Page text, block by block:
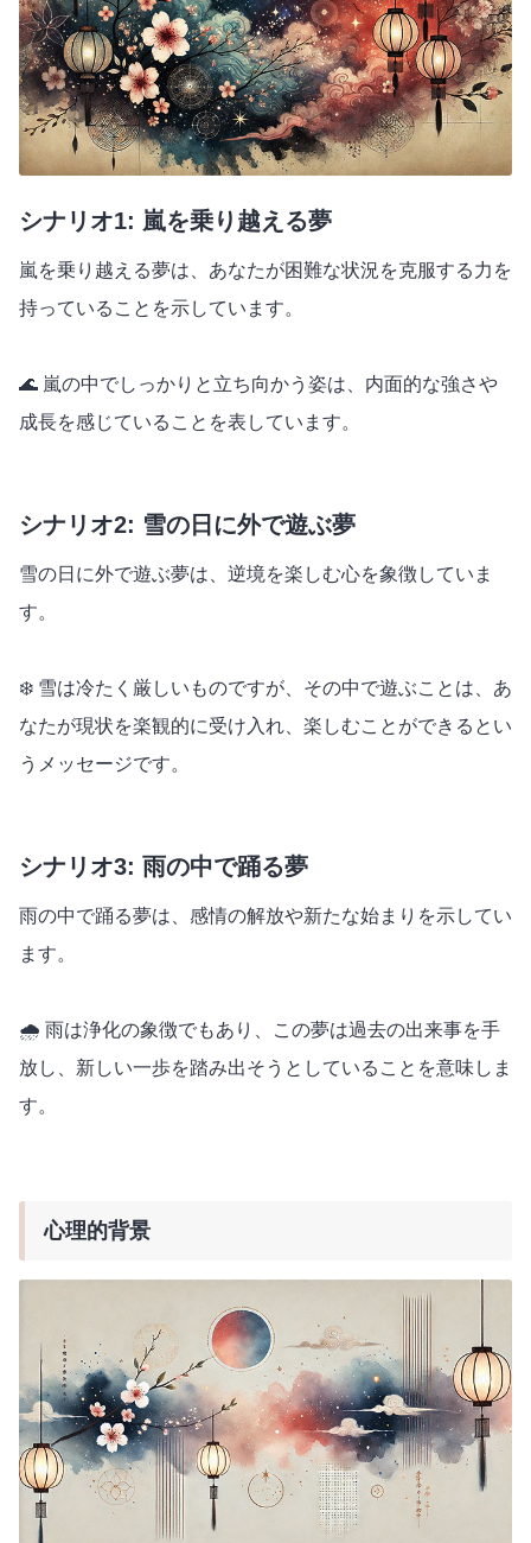
シナリオ1: 嵐を乗り越える夢
嵐を乗り越える夢は、あなたが困難な状況を克服する力を
持っていることを示しています。
🌊 嵐の中でしっかりと立ち向かう姿は、内面的な強さや
成長を感じていることを表しています。
シナリオ2: 雪の日に外で遊ぶ夢
雪の日に外で遊ぶ夢は、逆境を楽しむ心を象徴していま
す。
❄️ 雪は冷たく厳しいものですが、その中で遊ぶことは、あ
なたが現状を楽観的に受け入れ、楽しむことができるとい
うメッセージです。
シナリオ3: 雨の中で踊る夢
雨の中で踊る夢は、感情の解放や新たな始まりを示してい
ます。
🌧️ 雨は浄化の象徴でもあり、この夢は過去の出来事を手
放し、新しい一歩を踏み出そうとしていることを意味しま
す。
心理的背景